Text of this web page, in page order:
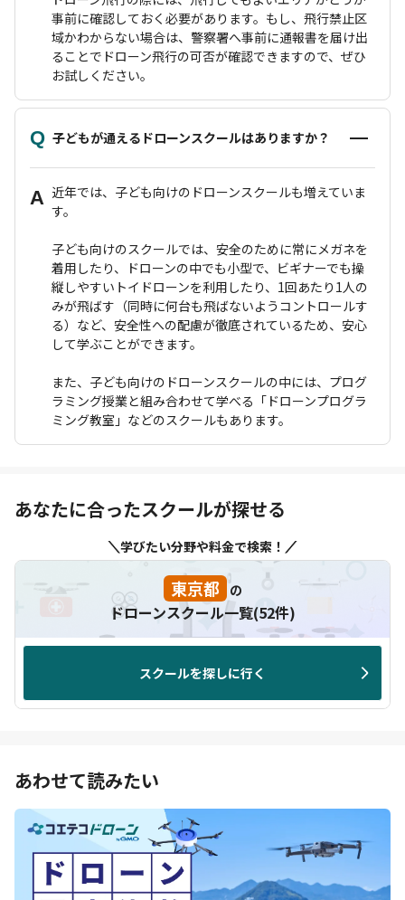
事前に確認しておく必要があります。もし、飛行禁止区
域かわからない場合は、警察署へ事前に通報書を届け出
ることでドローン飛行の可否が確認できますので、ぜひ
お試しください。
Q 子どもが通えるドローンスクールはありますか？
A 近年では、子ども向けのドローンスクールも増えていま
す。
子ども向けのスクールでは、安全のために常にメガネを
着用したり、ドローンの中でも小型で、ビギナーでも操
縦しやすいトイドローンを利用したり、1回あたり1人の
みが飛ばす（同時に何台も飛ばないようコントロールす
る）など、安全性への配慮が徹底されているため、安心
して学ぶことができます。
また、子ども向けのドローンスクールの中には、プログ
ラミング授業と組み合わせて学べる「ドローンプログラ
ミング教室」などのスクールもあります。
あなたに合ったスクールが探せる
学びたい分野や料金で検索！
東京都 の
ドローンスクール一覧(52件)
スクールを探しに行く
あわせて読みたい